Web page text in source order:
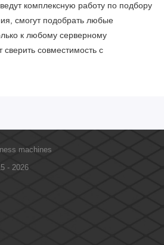
комплексную работу по подбору
смогут подобрать любые
к любому серверному
совместимость с
и проводим регулярное
machines
- 2026